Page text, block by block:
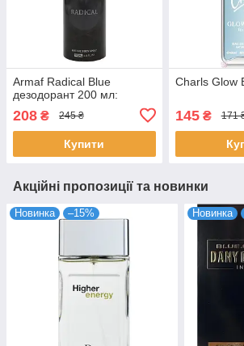
Armaf Radical Blue
дезодорант 200 мл:
208 ₴ 245 ₴
Купити
Charls Glow
145₴ 171
Акційні пропозиції та новинки
Новинка –15% Новинка